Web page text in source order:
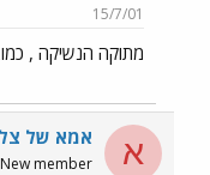
15/7/01
מתוקה הנשיקה ,
א אמא של
New member